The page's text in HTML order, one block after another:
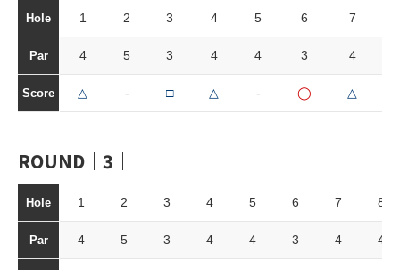
Hole 1 2 3 4 5 6 7
Par 4 5 3 4 4 3 4
Score △ - □ △ - ◯ △
ROUND｜3｜
Hole 1 2 3 4 5 6 7 8
Par 4 5 3 4 4 3 4 4